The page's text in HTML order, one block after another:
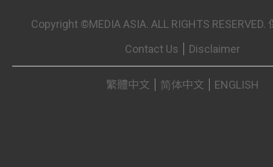
Copyright ©MEDIA ASIA. ALL RIGHTS
Contact Us
Disclaimer
繁體中文 简体中文 ENGLISH